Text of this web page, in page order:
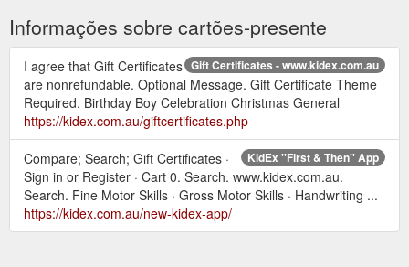
Informações sobre cartões-presente
Gift Certificates - www.kidex.com.au
I agree that Gift Certificates
are nonrefundable. Optional Message. Gift Certificate Theme
Required. Birthday Boy Celebration Christmas General
https://kidex.com.au/giftcertificates.php
KidEx ''First & Then'' App
Compare; Search; Gift Certificates ·
Sign in or Register · Cart 0. Search. www.kidex.com.au.
Search. Fine Motor Skills · Gross Motor Skills · Handwriting ...
https://kidex.com.au/new-kidex-app/